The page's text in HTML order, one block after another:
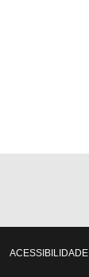
ACESSIBILIDADE